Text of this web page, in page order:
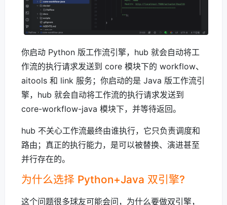
你启动 Python 版工作流引擎，hub 就会自动将工
作流的执行请求发送到 core 模块下的 workflow、
aitools 和 link 服务；你启动的是 Java 版工作流引
擎，hub 就会自动将工作流的执行请求发送到
core-workflow-java 模块下，并等待返回。
hub 不关心工作流最终由谁执行，它只负责调度和
路由；真正的执行能力，是可以被替换、演进甚至
并行存在的。
为什么选择 Python+Java 双引擎?
这个问题很多球友可能会问，为什么要做双引擎，